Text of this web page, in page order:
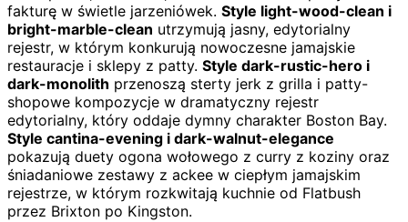
fakturę w świetle jarzeniówek. Style light-wood-clean i
bright-marble-clean utrzymują jasny, edytorialny
rejestr, w którym konkurują nowoczesne jamajskie
restauracje i sklepy z patty. Style dark-rustic-hero i
dark-monolith przenoszą sterty jerk z grilla i patty-
shopowe kompozycje w dramatyczny rejestr
edytorialny, który oddaje dymny charakter Boston Bay.
Style cantina-evening i dark-walnut-elegance
pokazują duety ogona wołowego z curry z koziny oraz
śniadaniowe zestawy z ackee w ciepłym jamajskim
rejestrze, w którym rozkwitają kuchnie od Flatbush
przez Brixton po Kingston.